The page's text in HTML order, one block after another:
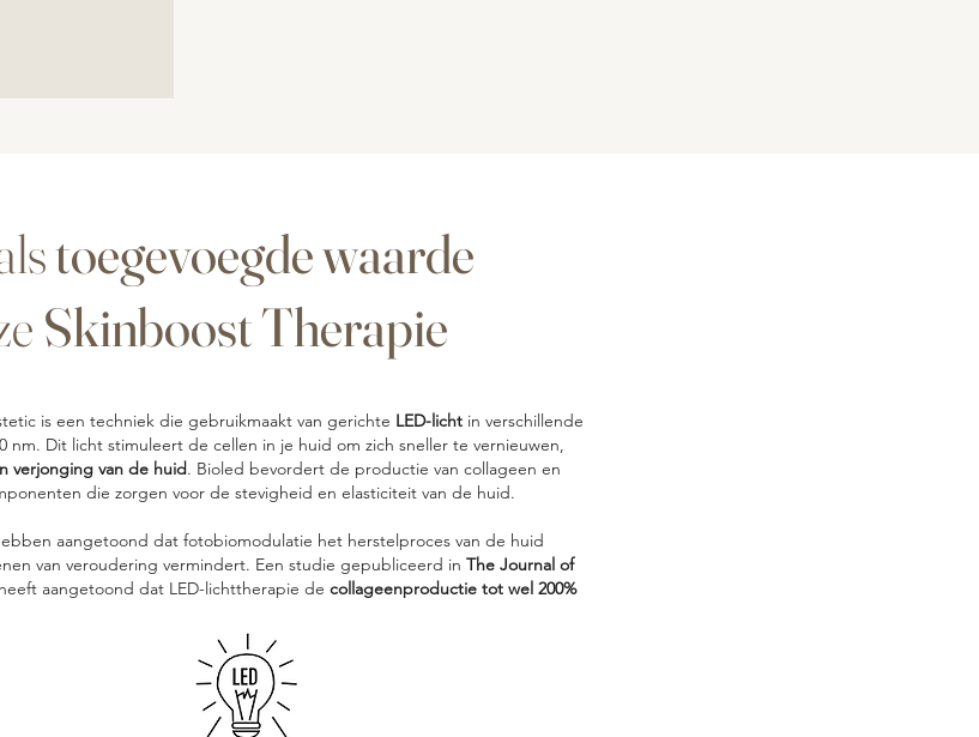
toegevoegde waarde
Skinboost Therapie
is een techniek die gebruikmaakt van gerichte LED-licht in verschillende
nm. Dit licht stimuleert de cellen in je huid om zich sneller te vernieuwen,
verjonging van de huid. Bioled bevordert de productie van collageen en
die zorgen voor de stevigheid en elasticiteit van de huid.
aangetoond dat fotobiomodulatie het herstelproces van de huid
van veroudering vermindert. Een studie gepubliceerd in The Journal of
aangetoond dat LED-lichttherapie de collageenproductie tot wel 200%